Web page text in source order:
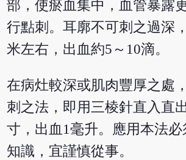
部，使瘀血集中，血管暴露
行點刺。耳廓不可刺之過深
米左右，出血約5～10滴。
在病灶較深或肌肉豐厚之處
刺之法，即用三棱針直入直
寸，出血1毫升。應用本法必
知識，宜謹慎從事。